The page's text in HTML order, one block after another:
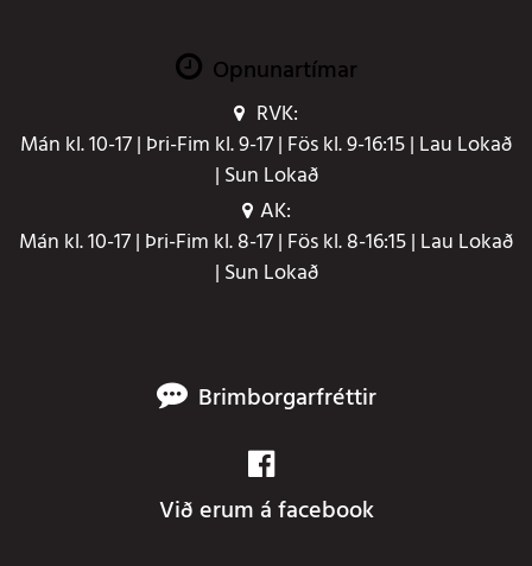
Opnunartímar
RVK:
Mán kl. 10-17 | Þri-Fim kl. 9-17 | Fös kl. 9-16:15 | Lau Lokað
| Sun Lokað
AK:
Mán kl. 10-17 | Þri-Fim kl. 8-17 | Fös kl. 8-16:15 | Lau Lokað
| Sun Lokað
Brimborgarfréttir
Við erum á facebook